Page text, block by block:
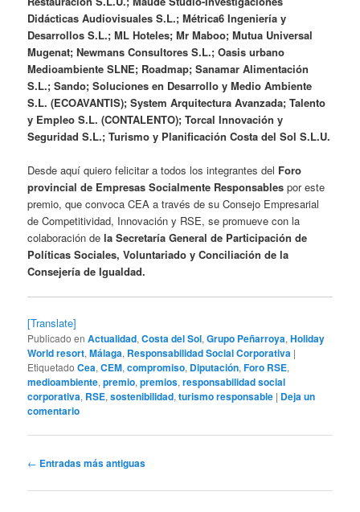
Didácticas Audiovisuales S.L.; Métrica6 Ingeniería y
Desarrollos S.L.; ML Hoteles; Mr Maboo; Mutua Universal
Mugenat; Newmans Consultores S.L.; Oasis urbano
Medioambiente SLNE; Roadmap; Sanamar Alimentación
S.L.; Sando; Soluciones en Desarrollo y Medio Ambiente
S.L. (ECOAVANTIS); System Arquitectura Avanzada; Talento
y Empleo S.L. (CONTALENTO); Torcal Innovación y
Seguridad S.L.; Turismo y Planificación Costa del Sol S.L.U.
Desde aquí quiero felicitar a todos los integrantes del Foro
provincial de Empresas Socialmente Responsables por este
premio, que convoca CEA a través de su Consejo Empresarial
de Competitividad, Innovación y RSE, se promueve con la
colaboración de la Secretaría General de Participación de
Políticas Sociales, Voluntariado y Conciliación de la
Consejería de Igualdad.
[Translate]
Publicado en Actualidad,Costa del Sol,Grupo Peñarroya,Holiday
World resort,Málaga, Responsabilidad Social Corporativa |
Etiquetado Cea,CEM,compromiso, Diputación,Foro RSE,
medioambiente,premio,premios,responsabilidad social
corporativa, RSE,sostenibilidad,turismo responsable | Deja un
comentario
Navegación
entradas
← Entradas más antiguas